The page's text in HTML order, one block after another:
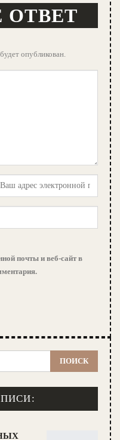
ОТВЕТ
опубликован.
почты и веб-сайт в